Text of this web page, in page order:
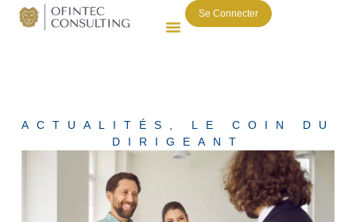
Se Connecter
ACTUALITÉS
LE COIN DU
DIRIGEANT